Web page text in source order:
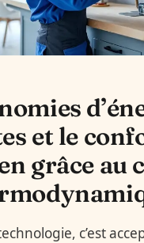
et le
grâce au
c’est